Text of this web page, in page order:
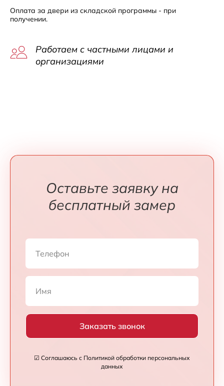
Оплата за двери из складской программы - при
получении.
Работаем с частными лицами и
организациями
Оставьте заявку на
бесплатный замер
Заказать звонок
☑ Соглашаюсь с Политикой обработки персональных
данных